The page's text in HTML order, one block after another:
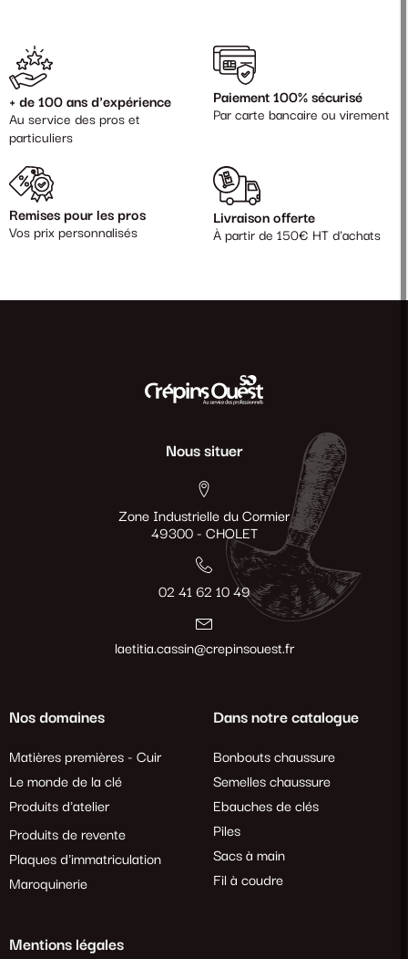
+ de 100 ans d'expérience
Au service des pros et
particuliers
Paiement 100% sécurisé
Par carte bancaire ou virement
Remises pour les pros
Vos prix personnalisés
Livraison offerte
À partir de 150€ HT d'achats
Nous situer
Zone Industrielle du Cormier
49300 - CHOLET
02 41 62 10 49
laetitia.cassin@crepinsouest.fr
Nos domaines
Matières premières - Cuir
Le monde de la clé
Produits d'atelier
Produits de revente
Plaques d'immatriculation
Maroquinerie
Dans notre catalogue
Bonbouts chaussure
Semelles chaussure
Ebauches de clés
Piles
Sacs à main
Fil à coudre
Mentions légales